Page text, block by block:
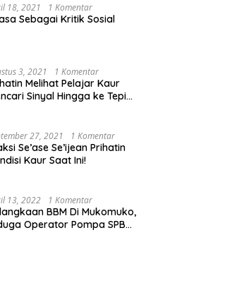
18, 2021 1 Komentar
Sebagai Kritik Sosial
3, 2021 1 Komentar
Melihat Pelajar Kaur
Sinyal Hingga ke Tepi
Bertindak
27, 2021 1 Komentar
Se’ase Se’ijean Prihatin
Kaur Saat Ini!
13, 2022 1 Komentar
BBM Di Mukomuko,
Operator Pompa SPBU